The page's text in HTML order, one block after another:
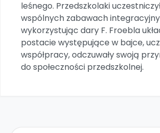
Wybierz prezent
Przy zamówieniu prenumeraty
Zaplanuj rok przedszkolny
Materiały na nowy rok
Nowości
Zapowiedzi
Polecamy
Książka (dla) Przedszkolaka
Promowanie czytelnictwa
leśnego. Przedszkolaki
wspólnych zabawach
wykorzystując dary F. Froebla
postacie występujące w bajce,
współpracy, odczuwały swoją
do społeczności przedszkolnej.